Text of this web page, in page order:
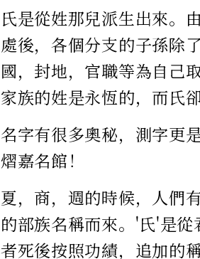
氏是從姓那兒派生出來。
處後，各個分支的子孫除
國，封地，官職等為自己
家族的姓是永恆的，而氏
名字有很多奧秘，測字更
熠嘉名館！
夏，商，週的時候，人們
的部族名稱而來。'氏'是
者死後按照功績，追加的